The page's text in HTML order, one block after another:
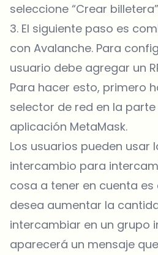
seleccione “Crear
3. El siguiente paso es
con Avalanche. Para
usuario debe agregar un
Para hacer esto, primero
selector de red en la
aplicación MetaMask.
Los usuarios pueden usar
intercambio para
cosa a tener en cuenta es
desea aumentar la
intercambiar en un grupo
aparecerá un mensaje